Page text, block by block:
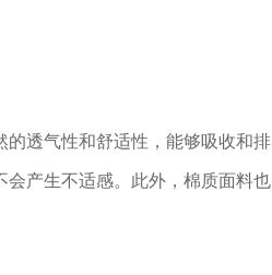
透气性和舒适性，能够吸收和排
产生不适感。此外，棉质面料也